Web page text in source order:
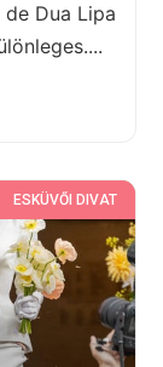
Dua Lipa
ESKÜVŐI DIVAT